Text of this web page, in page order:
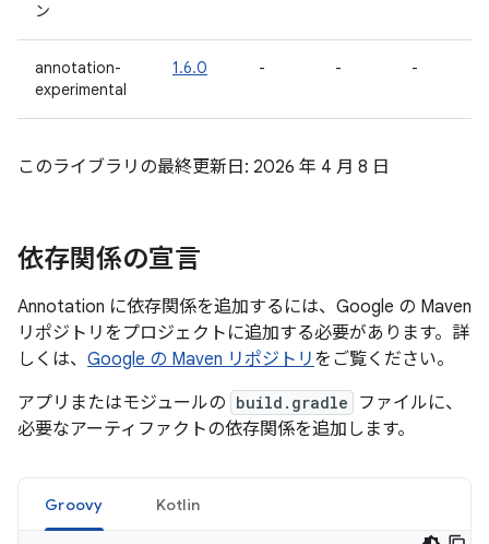
ン
annotation-
experimental
1.6.0 - - -
このライブラリの最終更新日: 2026 年 4 月 8 日
依存関係の宣言
Annotation に依存関係を追加するには、Google の Maven
リポジトリをプロジェクトに追加する必要があります。詳
しくは、 Google の Maven リポジトリ をご覧ください。
アプリまたはモジュールの build.gradle
ファイルに、
必要なアーティファクトの依存関係を追加します。
Groovy Kotlin